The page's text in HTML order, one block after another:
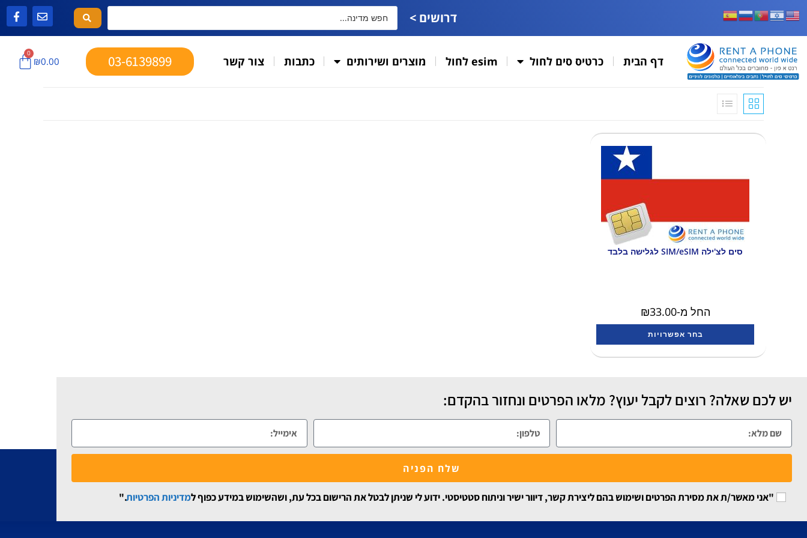
דרושים >
דף הבית כרטיס סים לחול esim לחול מוצרים ושירותים כתבות צור קשר 03-6139899
₪0.00
0
סים לצ'ילה SIM/eSIM לגלישה בלבד
החל מ- ₪33.00
בחר אפשרויות
יש לכם שאלה? רוצים לקבל יעוץ? מלאו הפרטים ונחזור בהקדם:
"אני מאשר/ת את מסירת הפרטים ושימוש בהם ליצירת קשר, דיוור ישיר וניתוח סטטיסטי. ידוע לי שניתן לבטל את הרישום בכל עת, ושהשימוש במידע כפוף למדיניות הפרטיות."
שלח הפניה